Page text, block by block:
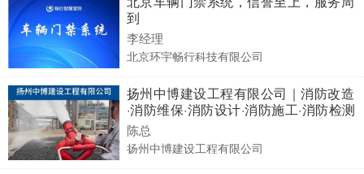
到
李经理
北京环宇畅行科技有限公司
扬州中博建设工程有限公司｜消防改造
·消防维保·消防设计·消防施工·消防检测
·消防工程全案服务
陈总
扬州中博建设工程有限公司